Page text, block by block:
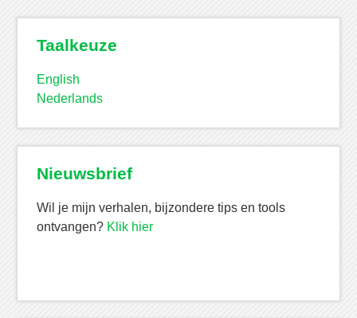
Taalkeuze
English
Nederlands
Nieuwsbrief
Wil je mijn verhalen, bijzondere tips en tools
ontvangen? Klik hier